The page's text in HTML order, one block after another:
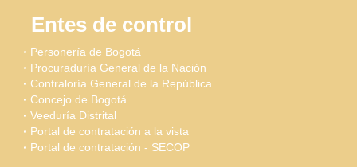
Entes de control
Personería de Bogotá
Procuraduría General de la Nación
Contraloría General de la República
Concejo de Bogotá
Veeduría Distrital
Portal de contratación a la vista
Portal de contratación - SECOP